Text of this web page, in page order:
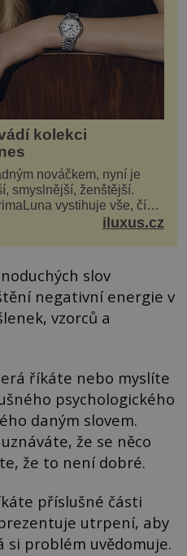
kolekci
nováčkem, nyní je
smyslnější, ženštější.
vystihuje vše, čím
byla i před sto dvacet...
iluxus.cz
slov
negativní energie v
vzorců a
říkáte nebo myslíte
psychologického
daným slovem.
že se něco
že to není dobré.
příslušné části
utrpení, aby
problém uvědomuje.